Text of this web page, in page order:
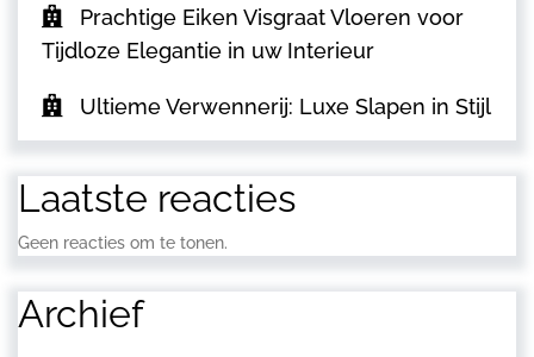
Prachtige Eiken Visgraat Vloeren voor
Tijdloze Elegantie in uw Interieur
Ultieme Verwennerij: Luxe Slapen in Stijl
Laatste reacties
Geen reacties om te tonen.
Archief